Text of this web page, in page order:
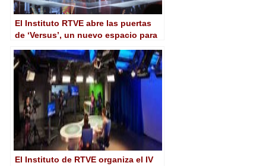
El Instituto RTVE abre las puertas
de ‘Versus’, un nuevo espacio para
profesionales del sector
El Instituto de RTVE organiza el IV